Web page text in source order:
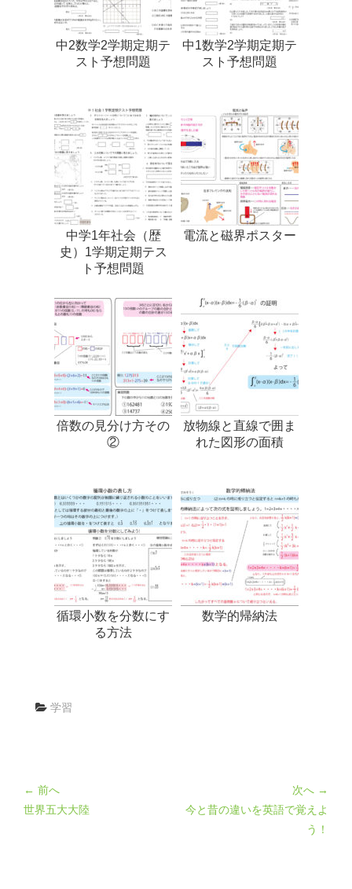
中2数学2学期定期テ
スト予想問題
中1数学2学期定期テ
スト予想問題
中学1年社会（歴
史）1学期定期テス
ト予想問題
電流と磁界ポスター
倍数の見分け方その
②
放物線と直線で囲ま
れた図形の面積
循環小数を分数にす
る方法
数学的帰納法
学習
← 前へ
世界五大大陸
次へ →
今と昔の違いを英語で覚えよ
う！